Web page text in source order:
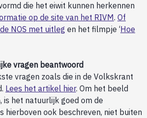
die het eiwit kunnen herkennen
op de site van het RIVM. Of
NOS met uitleg en het filmpje ‘Hoe
vragen beantwoord
vragen zoals die in de Volkskrant
Lees het artikel hier. Om het beeld
het natuurlijk goed om de
hierboven ook beschreven, niet buiten